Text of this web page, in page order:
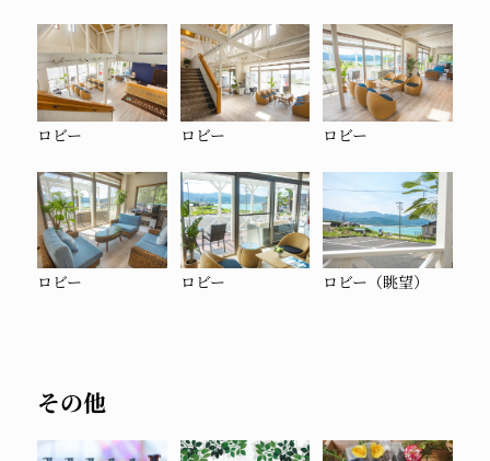
ロビー ロビー ロビー
ロビー ロビー ロビー（眺望）
その他